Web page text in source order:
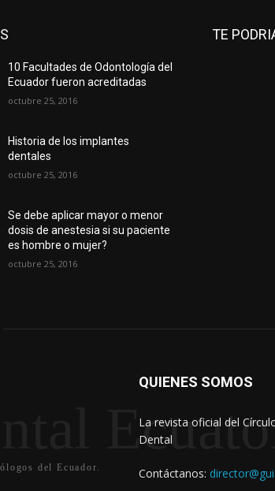
10 Facultades de Odontología del
Ecuador fueron acreditadas
octubre 25, 2016
Historia de los implantes
dentales
octubre 25, 2016
Se debe aplicar mayor o menor
dosis de anestesia si su paciente
es hombre o mujer?
octubre 25, 2016
TE
del Ecuador.
QUIENES SOMOS
La revista oficial del
Dental
Contáctanos: